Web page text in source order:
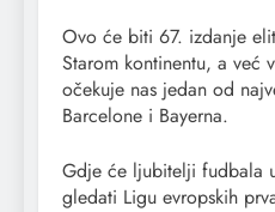
Ovo će biti 67. izdanje
Starom kontinentu, a već
očekuje nas jedan od
Barcelone i Bayerna.
Gdje će ljubitelji fudbala
gledati Ligu evropskih